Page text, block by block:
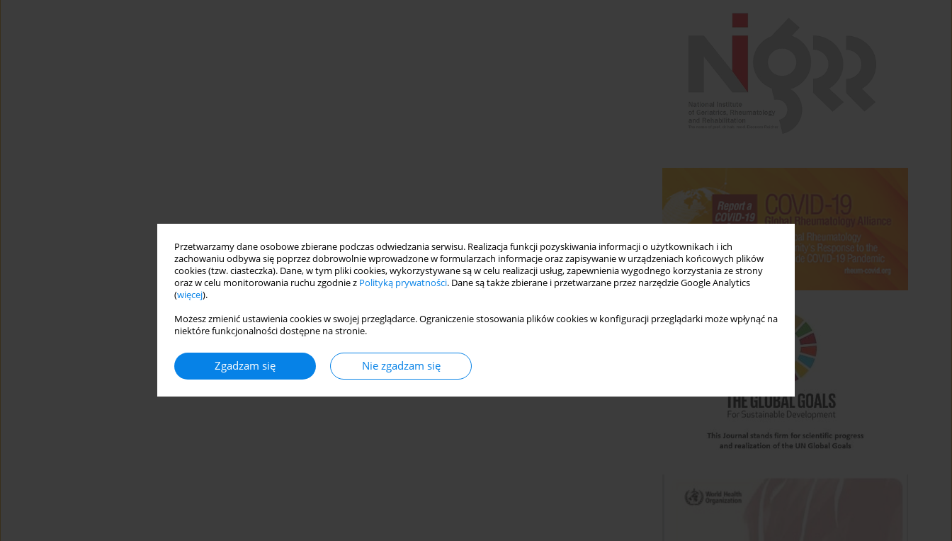
Przetwarzamy dane osobowe zbierane podczas odwiedzania serwisu. Realizacja funkcji pozyskiwania informacji o użytkownikach i ich
zachowaniu odbywa się poprzez dobrowolnie wprowadzone w formularzach informacje oraz zapisywanie w urządzeniach końcowych plików
cookies (tzw. ciasteczka). Dane, w tym pliki cookies, wykorzystywane są w celu realizacji usług, zapewnienia wygodnego korzystania ze strony
oraz w celu monitorowania ruchu zgodnie z Polityką prywatności. Dane są także zbierane i przetwarzane przez narzędzie Google Analytics
(więcej).
Możesz zmienić ustawienia cookies w swojej przeglądarce. Ograniczenie stosowania plików cookies w konfiguracji przeglądarki może wpłynąć na
niektóre funkcjonalności dostępne na stronie.
Zgadzam się Nie zgadzam się